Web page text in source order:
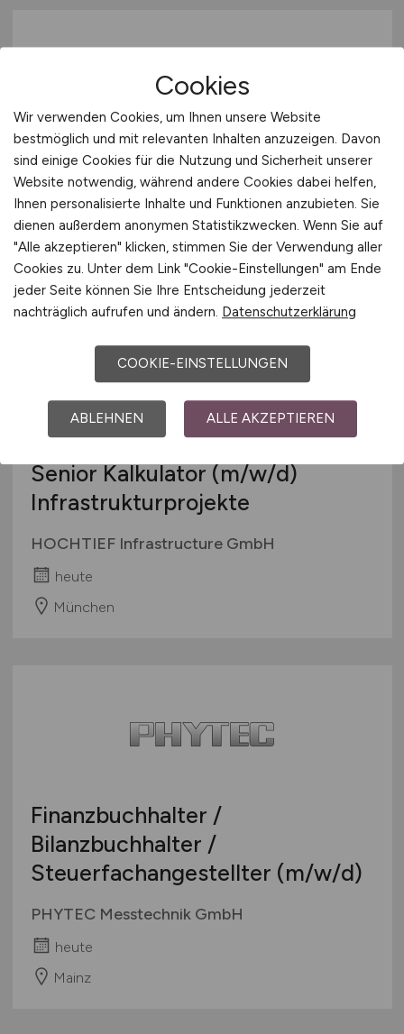
Kreditreferent:in(m/w/d)
Oberbank AG
heute
Esslingen am Neckar
Senior Kalkulator(m/w/d)
Infrastrukturprojekte
HOCHTIEF Infrastructure GmbH
heute
München
Finanzbuchhalter /
Bilanzbuchhalter /
Steuerfachangestellter (m/w/d)
PHYTEC Messtechnik GmbH
heute
Mainz
Cookies
Wir verwenden Cookies, um Ihnen unsere Website
bestmöglich und mit relevanten Inhalten anzuzeigen. Davon
sind einige Cookies für die Nutzung und Sicherheit unserer
Website notwendig, während andere Cookies dabei helfen,
Ihnen personalisierte Inhalte und Funktionen anzubieten. Sie
dienen außerdem anonymen Statistikzwecken. Wenn Sie auf
"Alle akzeptieren" klicken, stimmen Sie der Verwendung aller
Cookies zu. Unter dem Link "Cookie-Einstellungen" am Ende
jeder Seite können Sie Ihre Entscheidung jederzeit
nachträglich aufrufen und ändern. Datenschutzerklärung
COOKIE-EINSTELLUNGEN
ABLEHNEN ALLE AKZEPTIEREN